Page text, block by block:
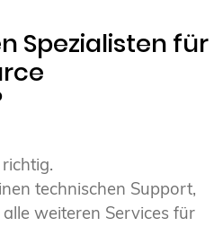
Spezialisten für
technischen Support,
weiteren Services für